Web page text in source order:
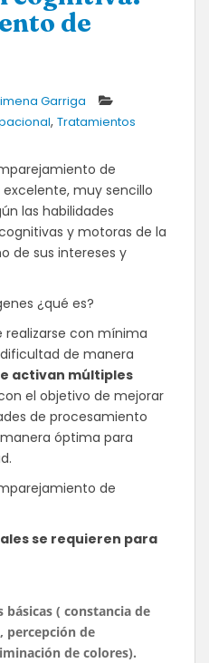
de
Garriga
, Tratamientos
de
muy sencillo
las habilidades
y motoras de la
de sus intereses y
¿qué es?
realizarse con mínima
de manera
activan múltiples
el objetivo de mejorar
de procesamiento
óptima para
de
se requieren para
básicas ( constancia de
percepción de
de colores).